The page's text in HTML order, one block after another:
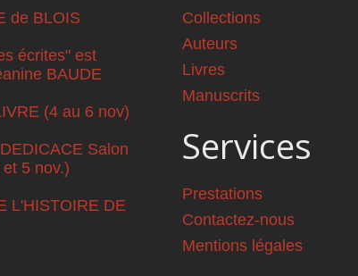
de BLOIS
écrites" est
BAUDE
(4 au 6 nov)
Salon
5 nov.)
L'HISTOIRE DE
Collections
Auteurs
Livres
Manuscrits
Services
Prestations
Contactez-nous
Mentions légales